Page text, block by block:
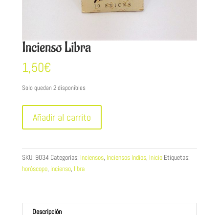
Incienso Libra
1,50€
Solo quedan 2 disponibles
LibraAñadir al carrito
SKU: 9034 Categorías: Inciensos, Inciensos Indios, Inicio Etiquetas:
horóscopo, incienso, libra
Descripción